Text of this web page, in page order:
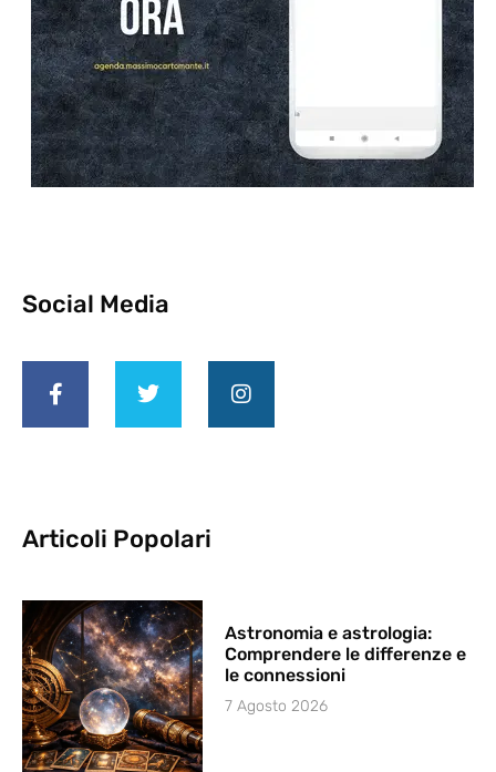
Social Media
Articoli Popolari
Astronomia e astrologia:
Comprendere le differenze e
le connessioni
7 Agosto 2026